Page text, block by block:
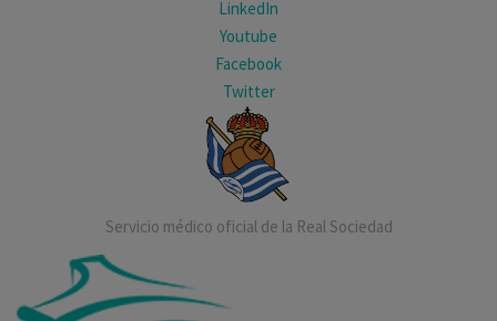
LinkedIn
Youtube
Facebook
Twitter
Servicio médico oficial de la Real Sociedad